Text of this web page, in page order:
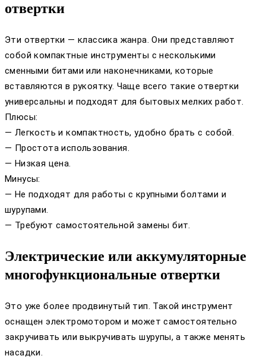
отвертки
Эти отвертки — классика жанра. Они представляют
собой компактные инструменты с несколькими
сменными битами или наконечниками, которые
вставляются в рукоятку. Чаще всего такие отвертки
универсальны и подходят для бытовых мелких работ.
Плюсы:
— Легкость и компактность, удобно брать с собой.
— Простота использования.
— Низкая цена.
Минусы:
— Не подходят для работы с крупными болтами и
шурупами.
— Требуют самостоятельной замены бит.
Электрические или аккумуляторные
многофункциональные отвертки
Это уже более продвинутый тип. Такой инструмент
оснащен электромотором и может самостоятельно
закручивать или выкручивать шурупы, а также менять
насадки.